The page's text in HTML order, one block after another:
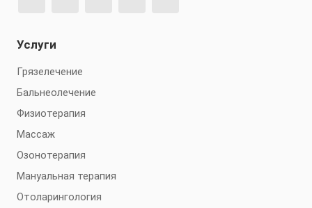
Услуги
Грязелечение
Бальнеолечение
Физиотерапия
Массаж
Озонотерапия
Мануальная терапия
Отоларингология